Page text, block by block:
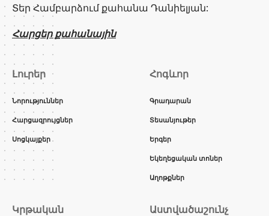
Տեր Համբարձում քահանա Դանիելյան:
Հարցեր քահանային
Լուրեր
Նորություններ
Հարցազրույցներ
Սոցկայքեր
Հոգևոր
Գրադարան
Տեսանյութեր
Երգեր
Եկեղեցական տոներ
Աղոթքներ
Կրթական Աստվածաշունչ